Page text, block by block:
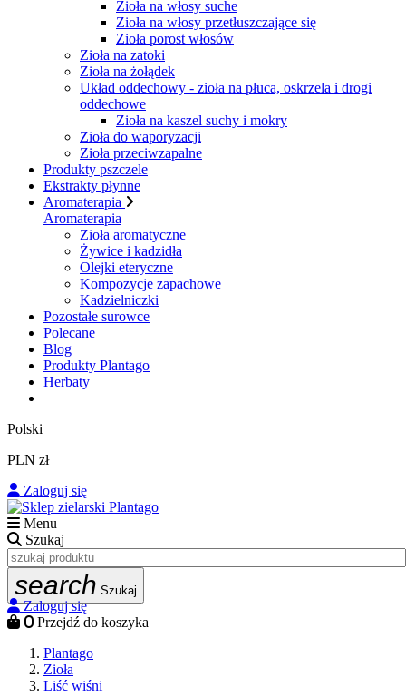
Zioła na włosy suche
Zioła na włosy przetłuszczające się
Zioła porost włosów
Zioła na zatoki
Zioła na żołądek
Układ oddechowy - zioła na płuca, oskrzela i drogi
oddechowe
Zioła na kaszel suchy i mokry
Zioła do waporyzacji
Zioła przeciwzapalne
Produkty pszczele
Ekstrakty płynne
Aromaterapia
Aromaterapia
Zioła aromatyczne
Żywice i kadzidła
Olejki eteryczne
Kompozycje zapachowe
Kadzielniczki
Pozostałe surowce
Polecane
Blog
Produkty Plantago
Herbaty
Polski
PLN zł
Zaloguj się
Menu
Szukaj
search Szukaj
Zaloguj się
0 Przejdź do koszyka
Plantago
Zioła
Liść wiśni